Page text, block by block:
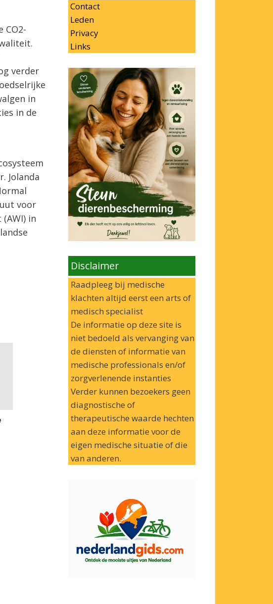
CO2-
verder
in
in de
Jolanda
voor
in
Contact
Leden
Privacy
Links
Disclaimer
Raadpleeg bij medische
klachten altijd eerst een arts of
medisch specialist
De informatie op deze site is
niet bedoeld als vervanging van
de diensten of informatie van
medische professionals en/of
zorgverlenende instanties
Verder kunnen bezoekers geen
diagnostische of
therapeutische waarde hechten
aan deze informatie voor de
eigen medische situatie of die
van anderen.